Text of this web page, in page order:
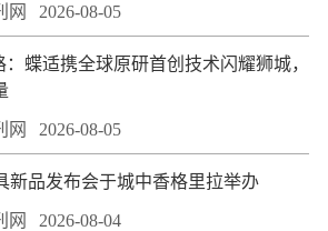
网 2026-08-05
蝶适携全球原研首创技术闪耀狮城，
网 2026-08-05
新品发布会于城中香格里拉举办
网 2026-08-04